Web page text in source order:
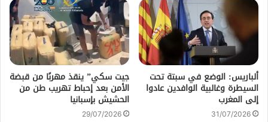
ألباريس: الوضع في سبتة تحت
السيطرة وغالبية الوافدين عادوا
إلى المغرب
31/07/2026
جيت سكي” ينقذ مهربًا من قبضة
الأمن بعد إحباط تهريب طن من
الحشيش بإسبانيا
29/07/2026